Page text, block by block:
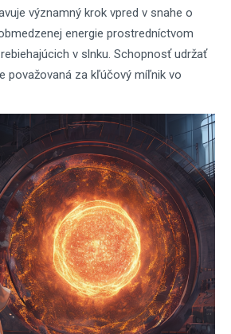
významný krok vpred v snahe o
energie prostredníctvom
v slnku. Schopnosť udržať
považovaná za kľúčový míľnik vo